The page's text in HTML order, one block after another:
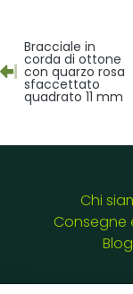
Bracciale in
corda di ottone
con quarzo rosa
sfaccettato
quadrato 11 mm
Chi
Consegne